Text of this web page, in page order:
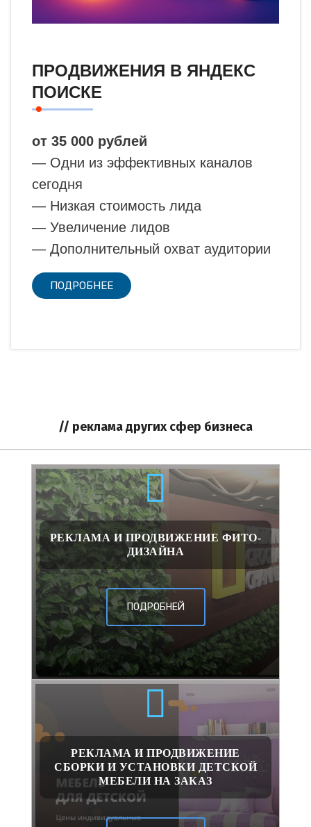
ПРОДВИЖЕНИЯ В ЯНДЕКС
ПОИСКЕ
от 35 000 рублей
— Одни из эффективных каналов
сегодня
— Низкая стоимость лида
— Увеличение лидов
— Дополнительный охват аудитории
ПОДРОБНЕЕ
// реклама других сфер бизнеса
РЕКЛАМА И ПРОДВИЖЕНИЕ ФИТО-
ДИЗАЙНА
ПОДРОБНЕЙ
РЕКЛАМА И ПРОДВИЖЕНИЕ
СБОРКИ И УСТАНОВКИ ДЕТСКОЙ
МЕБЕЛИ НА ЗАКАЗ